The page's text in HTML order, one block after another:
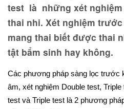
test là những xét
thai nhi. Xét nghiệm
mang thai biết được thai
tật bẩm sinh hay không.
Các phương pháp sàng lọc trước
âm, xét nghiệm Double test,
test và Triple test là 2 phương